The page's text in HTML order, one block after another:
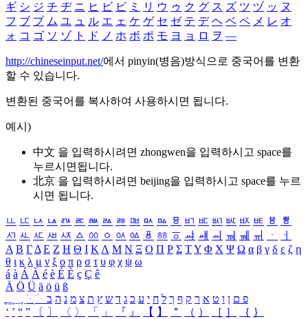
ギ シ ジ チ ヂ ニ ヒ ビ ピ ミ リ ウ ゥ ク グ ス ズ ツ ヅ ッ ヌ
フ ブ プ ム ユ ュ ル エ ェ ケ ゲ セ ゼ テ デ ヘ ベ ペ メ レ オ
ォ コ ゴ ソ ゾ ト ド ノ ホ ボ ポ モ ヨ ョ ロ ヲ ―
http://chineseinput.net/에서 pinyin(병음)방식으로 중국어를 변환
할 수 있습니다.
변환된 중국어를 복사하여 사용하시면 됩니다.
예시)
中文 을 입력하시려면 zhongwen을 입력하시고 space를
누르시면됩니다.
北京 을 입력하시려면 beijing을 입력하시고 space를 누르
시면 됩니다.
ㅥ ㅦ ㅧ ㅨ ㅩ ㅪ ㅫ ㅬ ㅭ ㅮ ㅯ ㅰ ㅱ ㅲ ㅳ ㅴ ㅵ ㅶ ㅷ ㅸ
ㅹ
ㅺ ㅻ ㅼ ㅽ ㅾ ㅿ ㆀ ㆁ ㆂ ㆃ ㆄ ㆅ ㆆ ㆇ ㆈ ㆉ ㆊ ㆋ ㆌ ㆍ
ㆎ
Α Β ΓΔ Ε Ζ Η Θ Ι ΚΛ Μ Ν Ξ Ο Π Ρ Σ ΤΥ Φ Χ Ψ Ω α β γ δ ε ζ η
θ ι κ λ μ ν ξ ο π ρ σ τ υ φ χ ψ ω
á à Á À é è É È ç Ç ê
Ä Ö Ü ä ö ü ß
ִֶֹ ֻּ ׁׂ פ ם ן ו ט א ר ק ף ך ל ח י ע כ ג ד ש ץ ת צ מ נ ה ב
‘ ’ “ ” 〔 〕 〈 〉 「 」 『 』 【 】 ＂ （ ） ［ ］ ｛ ｝